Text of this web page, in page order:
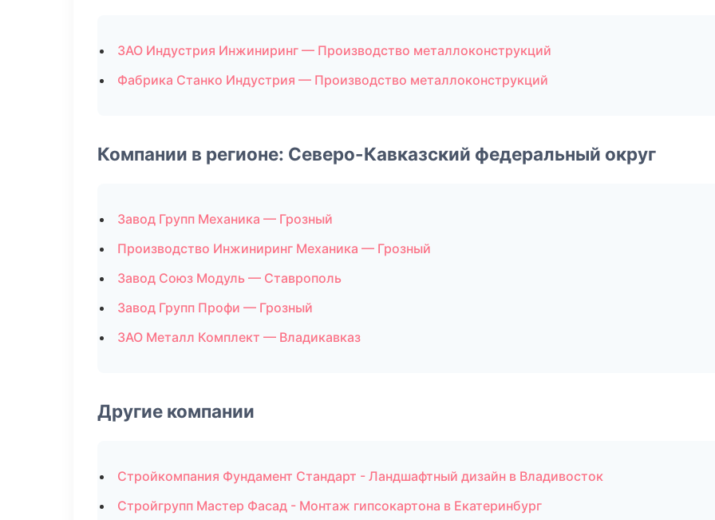
ЗАО Индустрия Инжиниринг — Производство металлоконструкций
Фабрика Станко Индустрия — Производство металлоконструкций
Компании в регионе: Северо-Кавказский федеральный округ
Завод Групп Механика — Грозный
Производство Инжиниринг Механика — Грозный
Завод Союз Модуль — Ставрополь
Завод Групп Профи — Грозный
ЗАО Металл Комплект — Владикавказ
Другие компании
Стройкомпания Фундамент Стандарт - Ландшафтный дизайн в Владивосток
Стройгрупп Мастер Фасад - Монтаж гипсокартона в Екатеринбург